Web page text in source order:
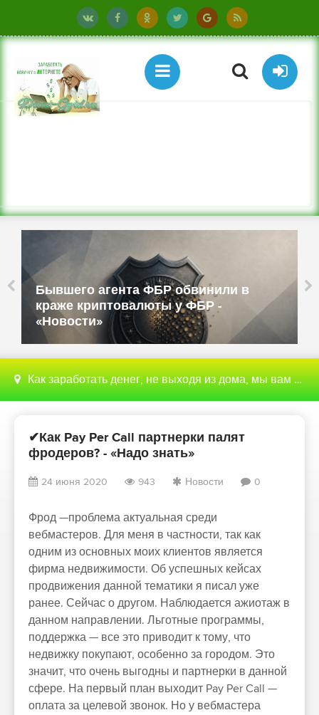
Бюджетные ТВ-приставки имитируют
смартфоны и работают как прокси -
«Новости»
Как заработать денег, не выходя из дома, мы вам поможем с этим разобраться
✔Как Pay Per Call партнерки палят
фродеров? - «Надо знать»
24 июня 2020 943 Новости 0
Фрод —проблема актуальная среди
вебмастеров. Для меня в частности, так как
одним из основных моих клиентов является
фирма недвижимости. Об успешных кейсах
продвижения данной тематики я писал уже
ранее. Сейчас о другом. Наблюдается ажиотаж в
данном направлении. Льготные программы,
поддержка — все это приводит к тому, что
недвижку покупают, особенно за городом. Это
значит, что очень выгодны и партнерки в данной
сфере. На первый план выходит Pay Per Call —
оплата за целевой звонок. Но у вебмастера